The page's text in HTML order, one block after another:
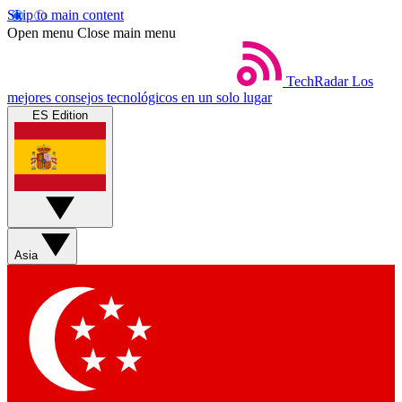
Skip to main content
Open menu Close main menu
TechRadar Los
mejores consejos tecnológicos en un solo lugar
ES Edition
Asia